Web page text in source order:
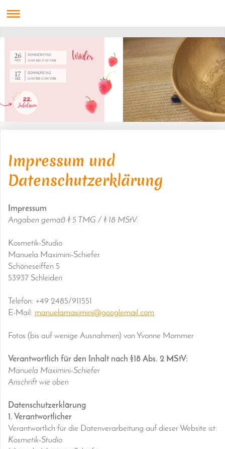
Impressum und
Datenschutzerklärung
Impressum
Angaben gemäß § 5 TMG / § 18 MStV:
Kosmetik-Studio
Manuela Maximini-Schiefer
Schöneseiffen 5
53937 Schleiden
Telefon: +49 2485/911551
E-Mail: manuelamaximini@googlemail.com
Fotos (bis auf wenige Ausnahmen) von Yvonne Mommer
Verantwortlich für den Inhalt nach §18 Abs. 2 MStV:
Manuela Maximini-Schiefer
Anschrift wie oben
Datenschutzerklärung
1. Verantwortlicher
Verantwortlich für die Datenverarbeitung auf dieser Website ist:
Kosmetik-Studio